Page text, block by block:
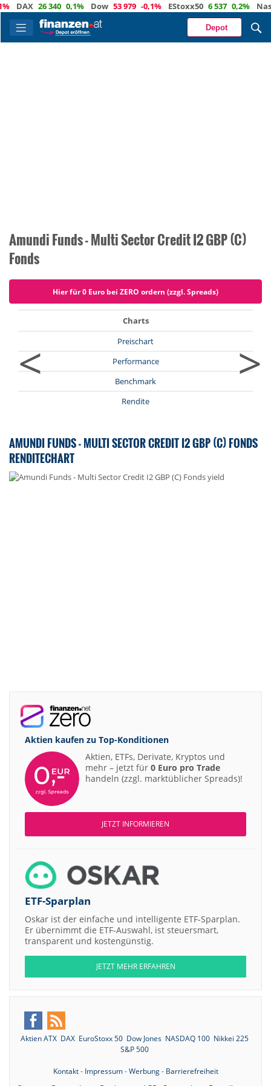
DAX 26 340 0,1% Dow 53 979 -0,1% EStoxx50 6 537 0,2%
Depot
Amundi Funds - Multi Sector Credit I2 GBP (C)
Fonds
Hier für 0 Euro bei ZERO ordern (zzgl. Spreads)
<
Charts
Preischart
Performance
Benchmark
Rendite
>
AMUNDI FUNDS - MULTI SECTOR CREDIT I2 GBP (C) FONDS
RENDITECHART
Aktien kaufen zu Top-Konditionen
Aktien, ETFs, Derivate, Kryptos und
mehr – jetzt für 0 Euro pro Trade
handeln (zzgl. marktüblicher Spreads)!
JETZT INFORMIEREN
ETF-Sparplan
Oskar ist der einfache und intelligente ETF-Sparplan.
Er übernimmt die ETF-Auswahl, ist steuersmart,
transparent und kostengünstig.
JETZT MEHR ERFAHREN
Aktien ATX DAX EuroStoxx 50 Dow Jones NASDAQ 100 Nikkei 225
S&P 500
Kontakt- Impressum-Werbung- Barrierefreiheit